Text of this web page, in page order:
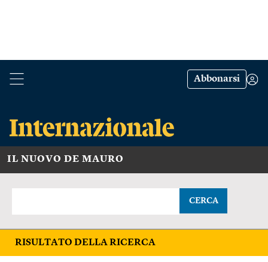
Abbonarsi
IL NUOVO DE MAURO
CERCA
RISULTATO DELLA RICERCA